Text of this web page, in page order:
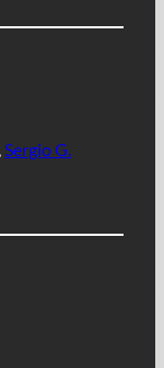
Sergio G.